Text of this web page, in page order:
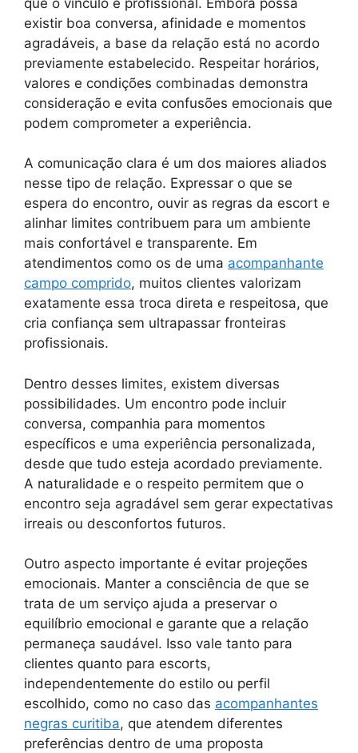
existir boa conversa, afinidade e momentos
agradáveis, a base da relação está no acordo
previamente estabelecido. Respeitar horários,
valores e condições combinadas demonstra
consideração e evita confusões emocionais que
podem comprometer a experiência.
A comunicação clara é um dos maiores aliados
nesse tipo de relação. Expressar o que se
espera do encontro, ouvir as regras da escort e
alinhar limites contribuem para um ambiente
mais confortável e transparente. Em
atendimentos como os de uma acompanhante
campo comprido, muitos clientes valorizam
exatamente essa troca direta e respeitosa, que
cria confiança sem ultrapassar fronteiras
profissionais.
Dentro desses limites, existem diversas
possibilidades. Um encontro pode incluir
conversa, companhia para momentos
específicos e uma experiência personalizada,
desde que tudo esteja acordado previamente.
A naturalidade e o respeito permitem que o
encontro seja agradável sem gerar expectativas
irreais ou desconfortos futuros.
Outro aspecto importante é evitar projeções
emocionais. Manter a consciência de que se
trata de um serviço ajuda a preservar o
equilíbrio emocional e garante que a relação
permaneça saudável. Isso vale tanto para
clientes quanto para escorts,
independentemente do estilo ou perfil
escolhido, como no caso das acompanhantes
negras curitiba, que atendem diferentes
preferências dentro de uma proposta